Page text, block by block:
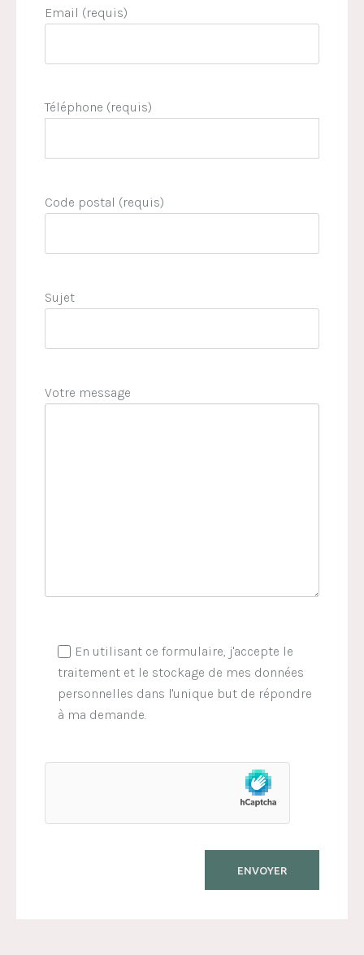
Email (requis)
Téléphone (requis)
Code postal (requis)
Sujet
Votre message
En utilisant ce formulaire, j'accepte le
traitement et le stockage de mes données
personnelles dans l'unique but de répondre
à ma demande.